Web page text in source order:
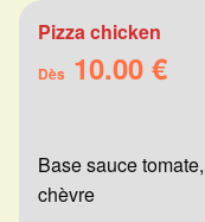
Pizza chicken
Dès 10.00 €
Base sauce
chèvre